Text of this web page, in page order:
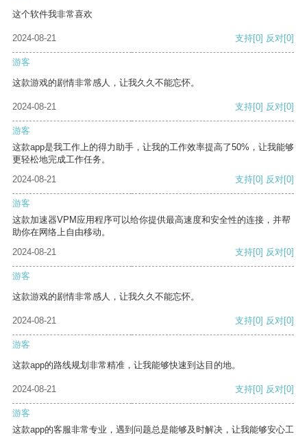
这个软件我非常喜欢
2024-08-21 支持[0] 反对[0]
游客
这款游戏的剧情非常感人，让我久久不能忘怀。
2024-08-21 支持[0] 反对[0]
游客
这款app是我工作上的得力助手，让我的工作效率提高了50%，让我能够
更轻松地完成工作任务。
2024-08-21
支持[0] 反对[0]
游客
这款加速器VPM应用程序可以给你提供最高速度和安全性的连接，并帮
助你在网络上自由移动。
2024-08-21
支持[0] 反对[0]
游客
这款游戏的剧情非常感人，让我久久不能忘怀。
2024-08-21 支持[0] 反对[0]
游客
这款app的路线规划非常精准，让我能够快速到达目的地。
2024-08-21 支持[0] 反对[0]
游客
这款app的客服非常专业，遇到问题总是能够及时解决，让我能够安心工